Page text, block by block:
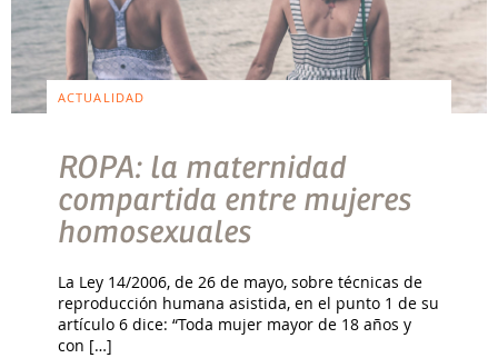
ACTUALIDAD
ROPA: la maternidad
compartida entre mujeres
homosexuales
La Ley 14/2006, de 26 de mayo, sobre técnicas de
reproducción humana asistida, en el punto 1 de su
artículo 6 dice: “Toda mujer mayor de 18 años y
con […]